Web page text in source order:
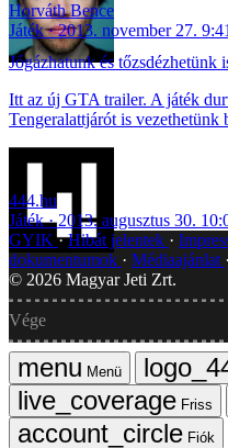
Horváth Bence
Játék
2013. november 27. 9:41
Jógázhatunk és tőzsdézhetünk
Itt az új GTA trailer. A játék
Tengeralattjárót is vezethetünk
444.hu
Játék
2013. augusztus 30.
GYIK Hibát jelentek
dokumentumok
Médiaajánlat
© 2026 Magyar Jeti Zrt.
Vége
Menü
Friss
Fiók